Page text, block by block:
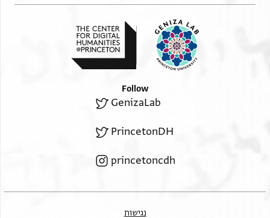
Follow
GenizaLab
PrincetonDH
princetoncdh
נגישות